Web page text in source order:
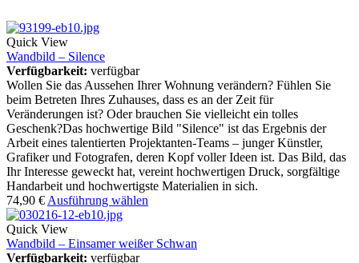
Quick View
Wandbild – Silence
Verfügbarkeit: verfügbar
Wollen Sie das Aussehen Ihrer Wohnung verändern? Fühlen Sie
beim Betreten Ihres Zuhauses, dass es an der Zeit für
Veränderungen ist? Oder brauchen Sie vielleicht ein tolles
Geschenk?Das hochwertige Bild "Silence" ist das Ergebnis der
Arbeit eines talentierten Projektanten-Teams – junger Künstler,
Grafiker und Fotografen, deren Kopf voller Ideen ist. Das Bild, das
Ihr Interesse geweckt hat, vereint hochwertigen Druck, sorgfältige
Handarbeit und hochwertigste Materialien in sich.
74,90 € Ausführung wählen
Quick View
Wandbild – Einsamer weißer Schwan
Verfügbarkeit: verfügbar